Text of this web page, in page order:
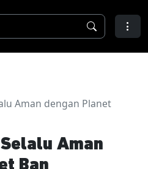
Aman dengan Planet
Aman